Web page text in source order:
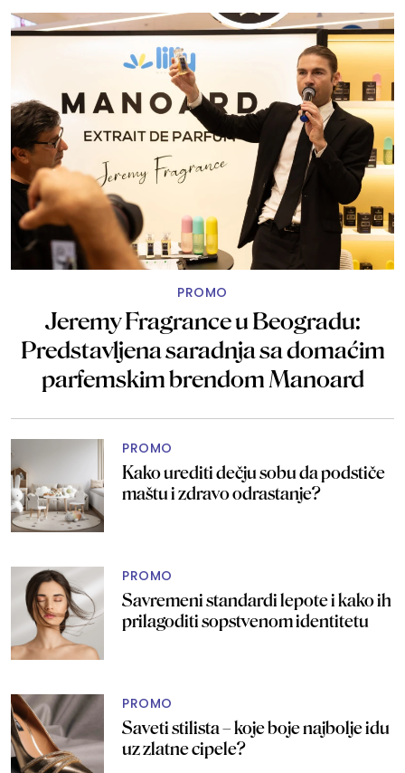
PROMO
Jeremy Fragrance u Beogradu:
Predstavljena saradnja sa domaćim
parfemskim brendom Manoard
PROMO
Kako urediti dečju sobu da podstiče
maštu i zdravo odrastanje?
PROMO
Savremeni standardi lepote i kako ih
prilagoditi sopstvenom identitetu
PROMO
Saveti stilista – koje boje najbolje idu
uz zlatne cipele?